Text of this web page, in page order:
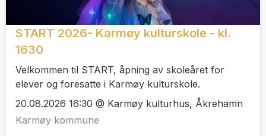
START 2026- Karmøy kulturskole - kl.
1630
Velkommen til START, åpning av skoleåret for
elever og foresatte i Karmøy kulturskole.
20.08.2026 16:30 @ Karmøy kulturhus, Åkrehamn
Karmøy kommune